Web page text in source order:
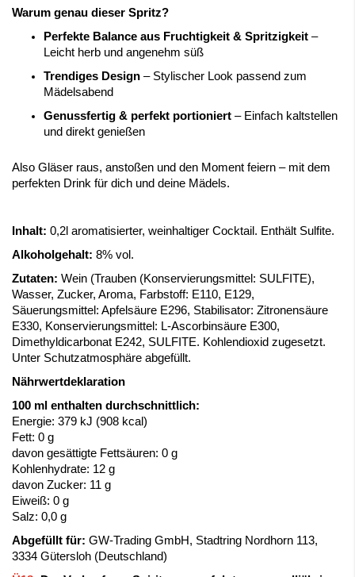
Warum genau dieser Spritz?
Perfekte Balance aus Fruchtigkeit & Spritzigkeit –
Leicht herb und angenehm süß
Trendiges Design – Stylischer Look passend zum
Mädelsabend
Genussfertig & perfekt portioniert – Einfach kaltstellen
und direkt genießen
Also Gläser raus, anstoßen und den Moment feiern – mit dem
perfekten Drink für dich und deine Mädels.
Inhalt: 0,2l aromatisierter, weinhaltiger Cocktail. Enthält Sulfite.
Alkoholgehalt: 8% vol.
Zutaten: Wein (Trauben (Konservierungsmittel: SULFITE),
Wasser, Zucker, Aroma, Farbstoff: E110, E129,
Säuerungsmittel: Apfelsäure E296, Stabilisator: Zitronensäure
E330, Konservierungsmittel: L-Ascorbinsäure E300,
Dimethyldicarbonat E242, SULFITE. Kohlendioxid zugesetzt.
Unter Schutzatmosphäre abgefüllt.
Nährwertdeklaration
100 ml enthalten durchschnittlich:
Energie: 379 kJ (908 kcal)
Fett: 0 g
davon gesättigte Fettsäuren: 0 g
Kohlenhydrate: 12 g
davon Zucker: 11 g
Eiweiß: 0 g
Salz: 0,0 g
Abgefüllt für: GW-Trading GmbH, Stadtring Nordhorn 113,
3334 Gütersloh (Deutschland)